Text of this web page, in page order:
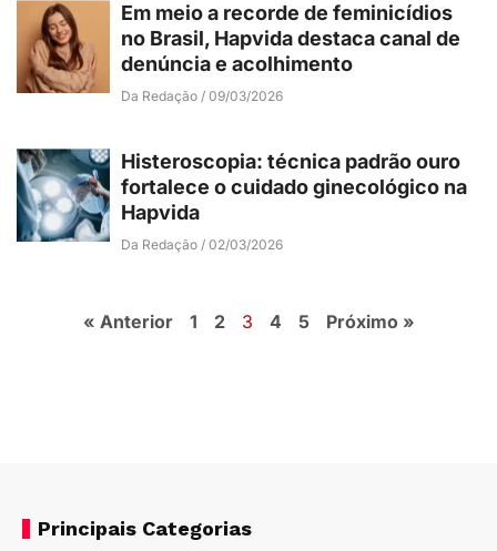
Em meio a recorde de feminicídios
no Brasil, Hapvida destaca canal de
denúncia e acolhimento
Da Redação 09/03/2026
Histeroscopia: técnica padrão ouro
fortalece o cuidado ginecológico na
Hapvida
Da Redação 02/03/2026
« Anterior 1 2 3 4 5 Próximo »
Principais Categorias